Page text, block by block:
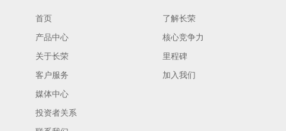
首页
产品中心
关于长荣
客户服务
媒体中心
投资者关系
了解长荣
核心竞争力
里程碑
加入我们